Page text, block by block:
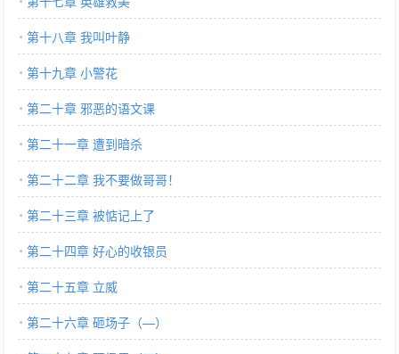
第十八章 我叫叶静
第十九章 小警花
第二十章 邪恶的语文课
第二十一章 遭到暗杀
第二十二章 我不要做哥哥！
第二十三章 被惦记上了
第二十四章 好心的收银员
第二十五章 立威
第二十六章 砸场子（—）